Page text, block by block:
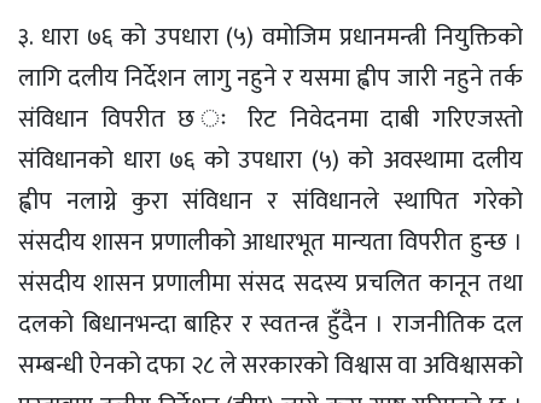
३. धारा ७६ को उपधारा (५) वमोजिम प्रधानमन्त्री नियुक्तिको
लागि दलीय निर्देशन लागु नहुने र यसमा ह्वीप जारी नहुने तर्क
संविधान विपरीत छ ः रिट निवेदनमा दाबी गरिएजस्तो
संविधानको धारा ७६ को उपधारा (५) को अवस्थामा दलीय
ह्वीप नलाग्ने कुरा संविधान र संविधानले स्थापित गरेको
संसदीय शासन प्रणालीको आधारभूत मान्यता विपरीत हुन्छ ।
संसदीय शासन प्रणालीमा संसद सदस्य प्रचलित कानून तथा
दलको बिधानभन्दा बाहिर र स्वतन्त्र हुँदैन । राजनीतिक दल
सम्बन्धी ऐनको दफा २८ ले सरकारको विश्वास वा अविश्वासको